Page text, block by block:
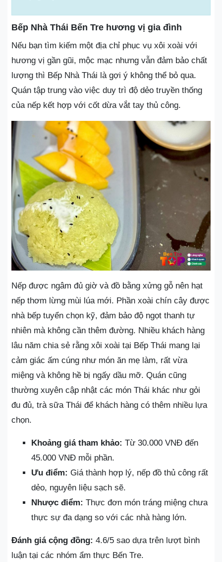
Bếp Nhà Thái Bến Tre hương vị gia đình
Nếu bạn tìm kiếm một địa chỉ phục vụ xôi xoài với
hương vị gần gũi, mộc mạc nhưng vẫn đảm bảo chất
lượng thì Bếp Nhà Thái là gợi ý không thể bỏ qua.
Quán tập trung vào việc duy trì độ dẻo truyền thống
của nếp kết hợp với cốt dừa vắt tay thủ công.
Nếp được ngâm đủ giờ và đồ bằng xửng gỗ nên hạt
nếp thơm lừng mùi lúa mới. Phần xoài chín cây được
nhà bếp tuyển chọn kỹ, đảm bảo độ ngọt thanh tự
nhiên mà không cần thêm đường. Nhiều khách hàng
lâu năm chia sẻ rằng xôi xoài tại Bếp Thái mang lại
cảm giác ấm cúng như món ăn mẹ làm, rất vừa
miệng và không hề bị ngấy dầu mỡ. Quán cũng
thường xuyên cập nhật các món Thái khác như gỏi
đu đủ, trà sữa Thái để khách hàng có thêm nhiều lựa
chọn.
Khoảng giá tham khảo: Từ 30.000 VNĐ đến
45.000 VNĐ mỗi phần.
Ưu điểm: Giá thành hợp lý, nếp đồ thủ công rất
dẻo, nguyên liệu sạch sẽ.
Nhược điểm: Thực đơn món tráng miệng chưa
thực sự đa dạng so với các nhà hàng lớn.
Đánh giá cộng đồng: 4.6/5 sao dựa trên lượt bình
luận tại các nhóm ẩm thực Bến Tre.